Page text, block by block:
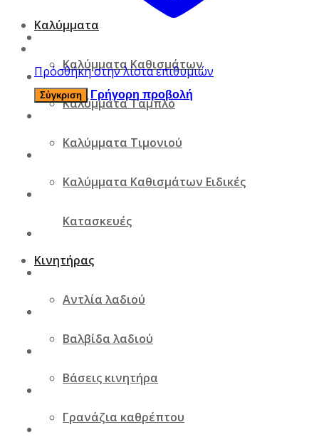
Καλύμματα
Καλύμματα Καθισμάτων
Καλύμματα Ταμπλό
Καλύμματα Τιμονιού
Καλύμματα Καθισμάτων Ειδικές
Κατασκευές
Κινητήρας
Αντλία λαδιού
Βαλβίδα λαδιού
Βάσεις κινητήρα
Γρανάζια καθρέπτου
Πρόσθήκη στην λίστα επιθυμιών
Σύγκριση Γρήγορη προβολή